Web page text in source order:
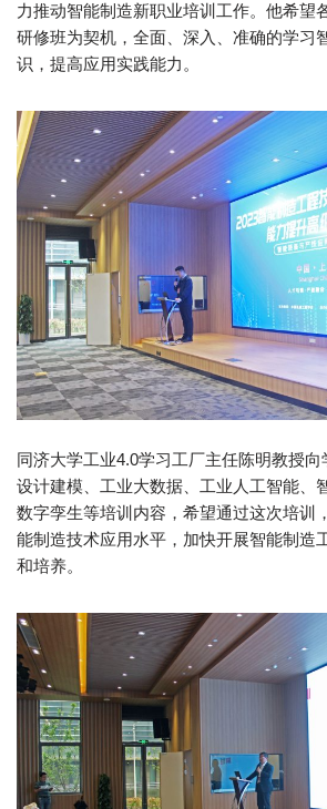
力推动智能制造新职业培训工作。他希望
研修班为契机，全面、深入、准确的学习
识，提高应用实践能力。
同济大学工业4.0学习工厂主任陈明教授
设计建模、工业大数据、工业人工智能、
数字孪生等培训内容，希望通过这次培训
能制造技术应用水平，加快开展智能制造
和培养。